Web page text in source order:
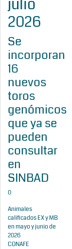
julio
2026
Se
incorporan
16
nuevos
toros
genómicos
que ya se
pueden
consultar
en
SINBAD
0
Animales
calificados EX y MB
en mayo y junio de
2026
CONAFE